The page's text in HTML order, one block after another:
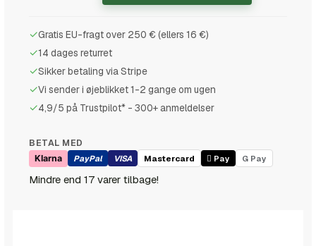
✓Gratis EU-fragt over 250 € (ellers 16 €)
✓14 dages returret
✓Sikker betaling via Stripe
✓Vi sender i øjeblikket 1-2 gange om ugen
✓4,9/5 på Trustpilot* - 300+ anmeldelser
BETAL MED
Klarna PayPal VISA Mastercard  Pay G Pay
Mindre end 17 varer tilbage!